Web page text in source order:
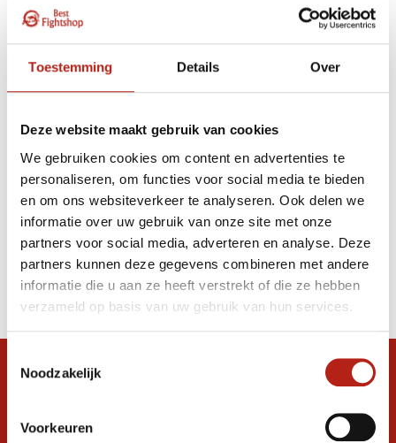
Toestemming Details Over
Deze website maakt gebruik van cookies
We gebruiken cookies om content en advertenties te
personaliseren, om functies voor social media te bieden
en om ons websiteverkeer te analyseren. Ook delen we
informatie over uw gebruik van onze site met onze
partners voor social media, adverteren en analyse. Deze
partners kunnen deze gegevens combineren met andere
informatie die u aan ze heeft verstrekt of die ze hebben
verzameld op basis van uw gebruik van hun services.
Noodzakelijk
Voorkeuren
Apply filters
Producten getagd met
2CM Zwart
Producten
Filter
Sorteren op
Snel antwoord op je vraag?
graag verder. 24/7